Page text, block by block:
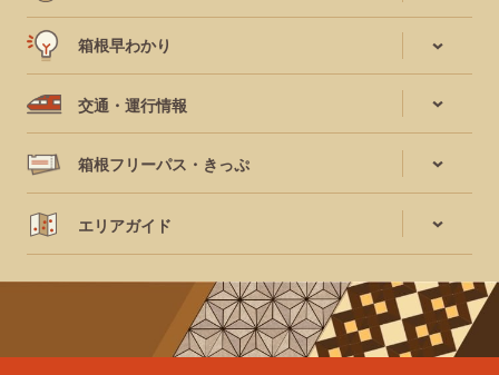
箱根早わかり
交通・運行情報
箱根フリーパス・きっぷ
エリアガイド